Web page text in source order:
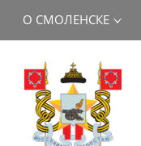
О СМОЛЕНСКЕ